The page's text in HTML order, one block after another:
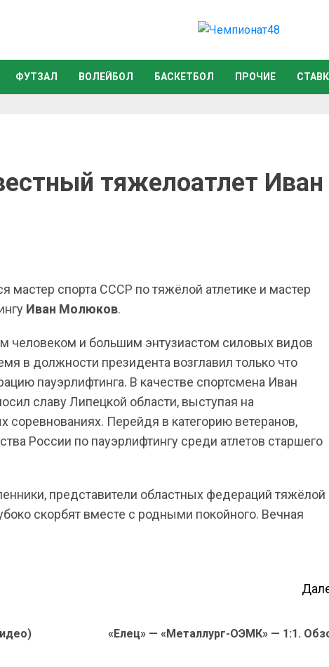
ФУТЗАЛ ВОЛЕЙБОЛ БАСКЕТБОЛ ПРОЧИЕ
тяжелоатлет Иван
мастер спорта СССР по тяжёлой атлетике и мастер
Иван Молюков.
человеком и большим энтузиастом силовых видов
в должности президента возглавил только что
пауэрлифтинга. В качестве спортсмена Иван
славу Липецкой области, выступая на
соревнованиях. Перейдя в категорию ветеранов,
России по пауэрлифтингу среди атлетов старшего
представители областных федераций тяжёлой
скорбят вместе с родными покойного. Вечная
«Елец» — «Металлург-ОЭМК» — 1:1.